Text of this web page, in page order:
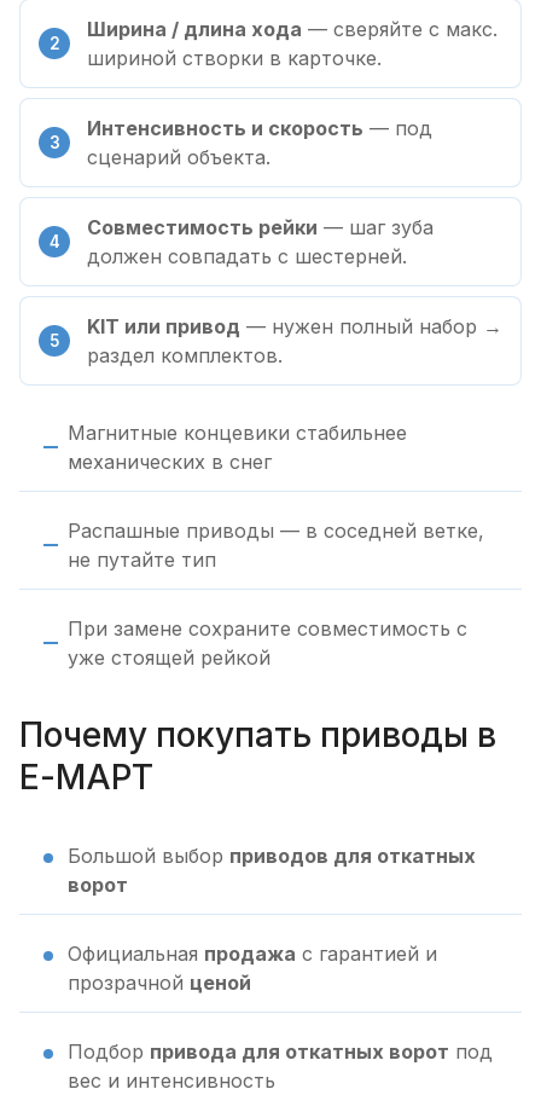
Ширина / длина хода — сверяйте с макс.
шириной створки в карточке.
Интенсивность и скорость — под
сценарий объекта.
Совместимость рейки — шаг зуба
должен совпадать с шестерней.
KIT или привод — нужен полный набор →
раздел комплектов.
Магнитные концевики стабильнее
механических в снег
Распашные приводы — в соседней ветке,
не путайте тип
При замене сохраните совместимость с
уже стоящей рейкой
Почему покупать приводы в
Е-МАРТ
Большой выбор приводов для откатных
ворот
Официальная продажа с гарантией и
прозрачной ценой
Подбор привода для откатных ворот под
вес и интенсивность